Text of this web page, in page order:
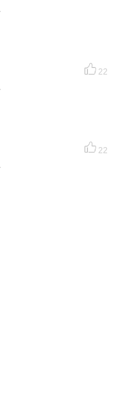
22
22